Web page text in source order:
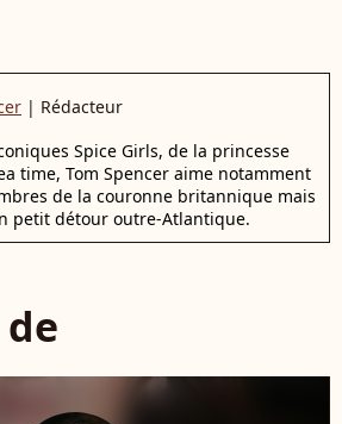
| Rédacteur
Spice Girls, de la princesse
time, Tom Spencer aime notamment
de la couronne britannique mais
petit détour outre-Atlantique.